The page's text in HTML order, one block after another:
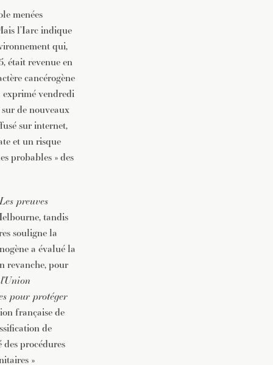
menées
l’Iarc indique
qui,
était revenue en
cancérogène
exprimé vendredi
sur de nouveaux
sur internet,
et un risque
probables » des
Les preuves
tandis
souligne la
a évalué la
revanche, pour
pour protéger
française de
de
procédures
»